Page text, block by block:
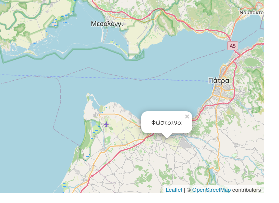
Φώσταινα
×
Leaflet | ©OpenStreetMapcontributors